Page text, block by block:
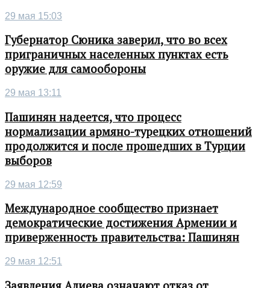
29 мая 15:03
Губернатор Сюника заверил, что во всех
приграничных населенных пунктах есть
оружие для самообороны
29 мая 13:11
Пашинян надеется, что процесс
нормализации армяно-турецких отношений
продолжится и после прошедших в Турции
выборов
29 мая 12:59
Международное сообщество признает
демократические достижения Армении и
приверженность правительства: Пашинян
29 мая 12:51